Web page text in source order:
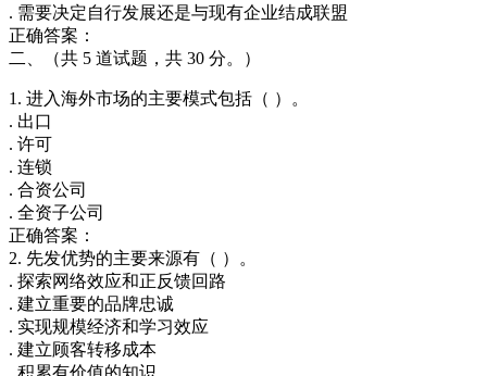
. 需要决定自行发展还是与现有企业结成联盟
正确答案：
二、（共 5 道试题，共 30 分。）
1. 进入海外市场的主要模式包括（ ）。
. 出口
. 许可
. 连锁
. 合资公司
. 全资子公司
正确答案：
2. 先发优势的主要来源有（ ）。
. 探索网络效应和正反馈回路
. 建立重要的品牌忠诚
. 实现规模经济和学习效应
. 建立顾客转移成本
. 积累有价值的知识